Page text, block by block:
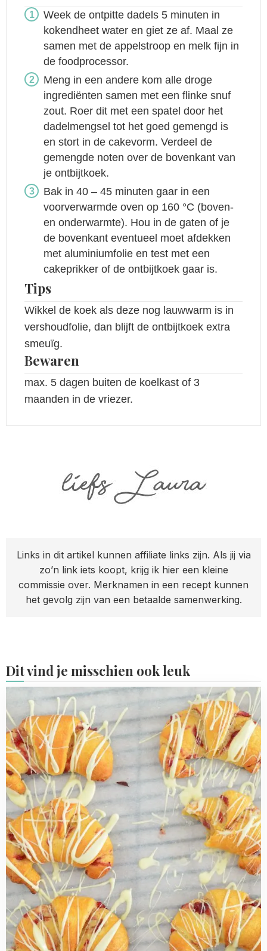
Week de ontpitte dadels 5 minuten in
kokendheet water en giet ze af. Maal ze
samen met de appelstroop en melk fijn in
de foodprocessor.
Meng in een andere kom alle droge
ingrediënten samen met een flinke snuf
zout. Roer dit met een spatel door het
dadelmengsel tot het goed gemengd is
en stort in de cakevorm. Verdeel de
gemengde noten over de bovenkant van
je ontbijtkoek.
Bak in 40 – 45 minuten gaar in een
voorverwarmde oven op 160 °C (boven-
en onderwarmte). Hou in de gaten of je
de bovenkant eventueel moet afdekken
met aluminiumfolie en test met een
cakeprikker of de ontbijtkoek gaar is.
Tips
Wikkel de koek als deze nog lauwwarm is in
vershoudfolie, dan blijft de ontbijtkoek extra
smeuïg.
Bewaren
max. 5 dagen buiten de koelkast of 3
maanden in de vriezer.
Links in dit artikel kunnen affiliate links zijn. Als jij via
zo’n link iets koopt, krijg ik hier een kleine
commissie over. Merknamen in een recept kunnen
het gevolg zijn van een betaalde samenwerking.
Dit vind je misschien ook leuk
more
about
Cranberry
croissants
met
witte
chocola